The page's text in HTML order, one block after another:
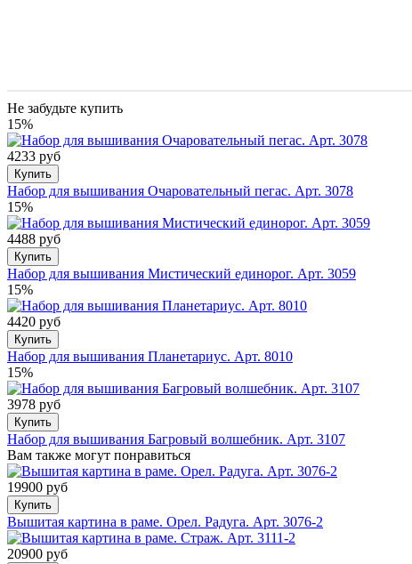
Не забудьте купить
15%
4233 руб
Купить
Набор для вышивания Очаровательный пегас. Арт. 3078
15%
4488 руб
Купить
Набор для вышивания Мистический единорог. Арт. 3059
15%
4420 руб
Купить
Набор для вышивания Планетариус. Арт. 8010
15%
3978 руб
Купить
Набор для вышивания Багровый волшебник. Арт. 3107
Вам также могут понравиться
19900 руб
Купить
Вышитая картина в раме. Орел. Радуга. Арт. 3076-2
20900 руб